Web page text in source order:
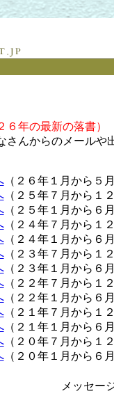
年の最新の落書）
さんからのメール
（２６年１月から５
（２５年７月から１
（２５年１月から６
（２４年７月から１
（２４年１月から６
（２３年７月から１
（２３年１月から６
（２２年７月から１
（２２年１月から６
（２１年７月から１
（２１年１月から６
（２０年７月から１
（２０年１月から６
メッセー